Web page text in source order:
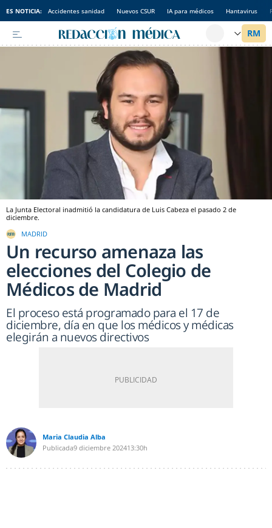
ES NOTICIA: Accidentes sanidad Nuevos CSUR IA para médicos Hantavirus
La Junta Electoral inadmitió la candidatura de Luis Cabeza el pasado 2 de
diciembre.
MADRID
Un recurso amenaza las
elecciones del Colegio de
Médicos de Madrid
El proceso está programado para el 17 de
diciembre, día en que los médicos y médicas
elegirán a nuevos directivos
Maria Claudia Alba
Publicada9 diciembre 202413:30h